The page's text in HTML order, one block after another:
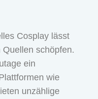
Cosplay lässt
schöpfen.
ein
wie
unzählige